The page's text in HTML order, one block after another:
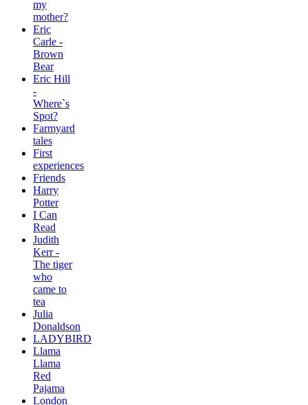
my
mother?
Eric
Carle -
Brown
Bear
Eric Hill
-
Where`s
Spot?
Farmyard
tales
First
experiences
Friends
Harry
Potter
I Can
Read
Judith
Kerr -
The tiger
who
came to
tea
Julia
Donaldson
LADYBIRD
Llama
Llama
Red
Pajama
London